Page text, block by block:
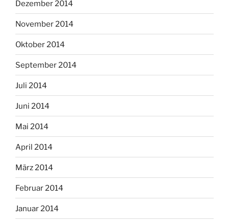
Dezember 2014
November 2014
Oktober 2014
September 2014
Juli 2014
Juni 2014
Mai 2014
April 2014
März 2014
Februar 2014
Januar 2014